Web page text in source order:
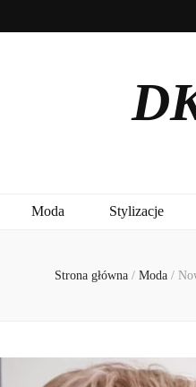
Moda Stylizacje
Strona główna / Moda /